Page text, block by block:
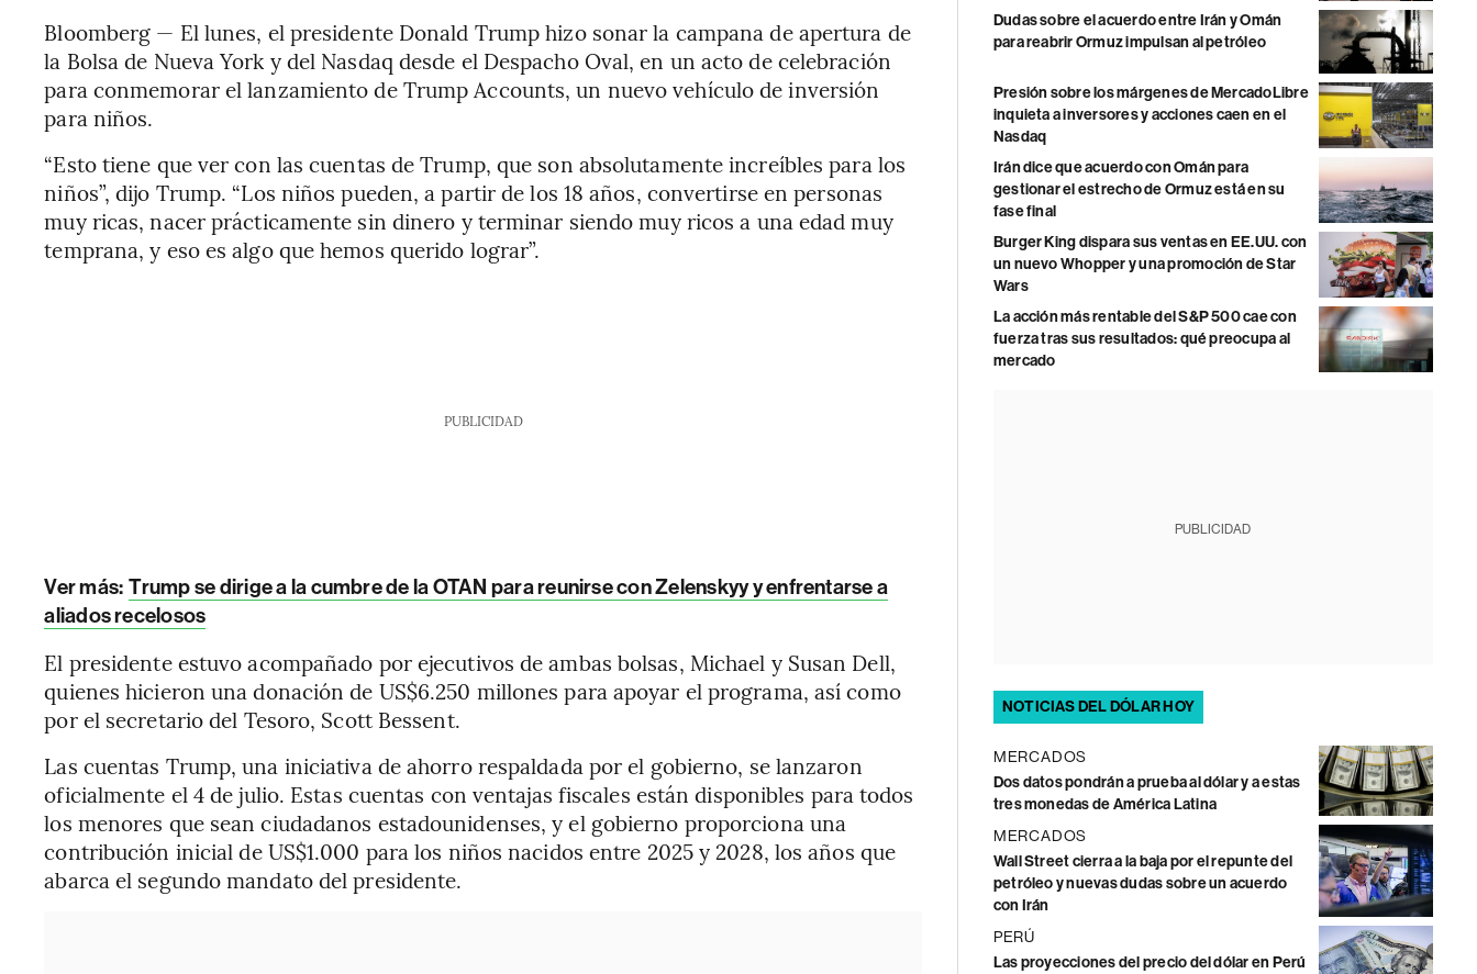
Bloomberg — El lunes, el presidente Donald Trump hizo sonar la campana de apertura de
la Bolsa de Nueva York y del Nasdaq desde el Despacho Oval, en un acto de celebración
para conmemorar el lanzamiento de Trump Accounts, un nuevo vehículo de inversión
para niños.
“Esto tiene que ver con las cuentas de Trump, que son absolutamente increíbles para los
niños”, dijo Trump. “Los niños pueden, a partir de los 18 años, convertirse en personas
muy ricas, nacer prácticamente sin dinero y terminar siendo muy ricos a una edad muy
temprana, y eso es algo que hemos querido lograr”.
PUBLICIDAD
Ver más: Trump se dirige a la cumbre de la OTAN para reunirse con Zelenskyy y enfrentarse a
aliados recelosos
El presidente estuvo acompañado por ejecutivos de ambas bolsas, Michael y Susan Dell,
quienes hicieron una donación de US$6.250 millones para apoyar el programa, así como
por el secretario del Tesoro, Scott Bessent.
Las cuentas Trump, una iniciativa de ahorro respaldada por el gobierno, se lanzaron
oficialmente el 4 de julio. Estas cuentas con ventajas fiscales están disponibles para todos
los menores que sean ciudadanos estadounidenses, y el gobierno proporciona una
contribución inicial de US$1.000 para los niños nacidos entre 2025 y 2028, los años que
abarca el segundo mandato del presidente.
Dudas sobre el acuerdo entre Irán y Omán
para reabrir Ormuz impulsan al petróleo
Presión sobre los márgenes de MercadoLibre
inquieta a inversores y acciones caen en el
Nasdaq
Irán dice que acuerdo con Omán para
gestionar el estrecho de Ormuz está en su
fase final
Burger King dispara sus ventas en EE.UU. con
un nuevo Whopper y una promoción de Star
Wars
La acción más rentable del S&P 500 cae con
fuerza tras sus resultados: qué preocupa al
mercado
PUBLICIDAD
NOTICIAS DEL DÓLAR HOY
MERCADOS
Dos datos pondrán a prueba al dólar y a estas
tres monedas de América Latina
MERCADOS
Wall Street cierra a la baja por el repunte del
petróleo y nuevas dudas sobre un acuerdo
con Irán
PERÚ
Las proyecciones del precio del dólar en Perú